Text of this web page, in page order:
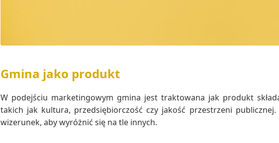
Gmina jako produkt
W podejściu marketingowym gmina jest traktowana jak produkt
takich jak kultura, przedsiębiorczość czy jakość przestrzeni
wizerunek, aby wyróżnić się na tle innych.